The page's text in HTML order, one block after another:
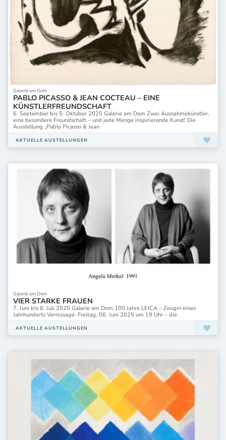
Galerie am Dom
PABLO PICASSO & JEAN COCTEAU – EINE
KÜNSTLERFREUNDSCHAFT
6. September bis 5. Oktober 2025 Galerie am Dom Zwei Ausnahmekünstler,
eine besondere Freundschaft – und jede Menge inspirierende Kunst! Die
Ausstellung „Pablo Picasso & Jean
AKTUELLE AUSTELLUNGEN
Galerie am Dom
VIER STARKE FRAUEN
7. Juni bis 6. Juli 2025 Galerie am Dom 100 Jahre LEICA – Zeugin eines
Jahrhunderts Vernissage: Freitag, 06. Juni 2025 um 19 Uhr – die
AKTUELLE AUSTELLUNGEN